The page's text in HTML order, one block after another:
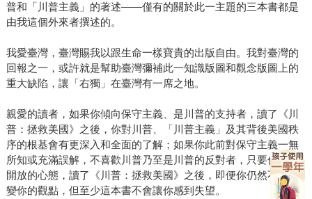
普和「川普主義」的著述——僅有的關於此一主題的三本書都是
由我這個外來者撰述的。
我愛臺灣，臺灣賜我以跟生命一樣寶貴的出版自由。我對臺灣的
回報之一，或許就是幫助臺灣彌補此一知識版圖和觀念版圖上的
重大缺陷，讓「右獨」在臺灣有一席之地。
親愛的讀者，如果你傾向保守主義、是川普的支持者，讀了《川
普：拯救美國》之後，你對川普、「川普主義」及其背後美國秩
序的根基會有更深入和全面的了解；如果你此前對保守主義一無
所知或充滿誤解，不喜歡川普乃至是川普的反對者，只要你抱持
開放的心態，讀了《川普：拯救美國》之後，即便你仍然不願改
變你的觀點，但至少這本書不會讓你感到失望。